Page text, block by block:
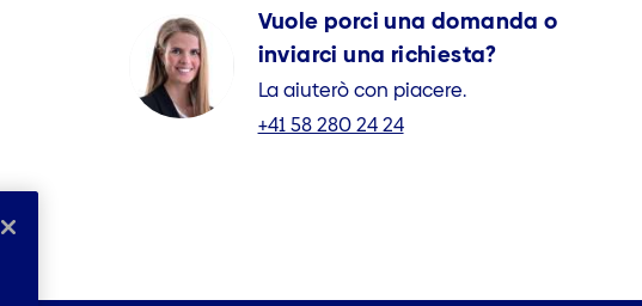
Vuole porci una domanda o
inviarci una richiesta?
La aiuterò con piacere.
+41 58 280 24 24